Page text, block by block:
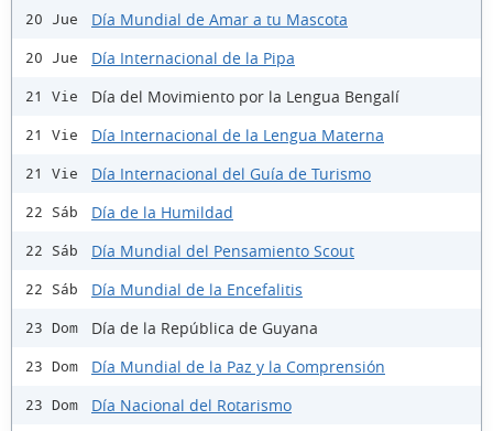
20 Jue Día Mundial de Amar a tu Mascota
20 Jue Día Internacional de la Pipa
21 Vie Día del Movimiento por la Lengua Bengalí
21 Vie Día Internacional de la Lengua Materna
21 Vie Día Internacional del Guía de Turismo
22 Sáb Día de la Humildad
22 Sáb Día Mundial del Pensamiento Scout
22 Sáb Día Mundial de la Encefalitis
23 Dom Día de la República de Guyana
23 Dom Día Mundial de la Paz y la Comprensión
23 Dom Día Nacional del Rotarismo